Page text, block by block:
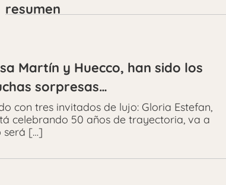
resumen
Martín y Huecco, han sido los
sorpresas…
con tres invitados de lujo: Gloria Estefan,
celebrando 50 años de trayectoria, va a
será […]